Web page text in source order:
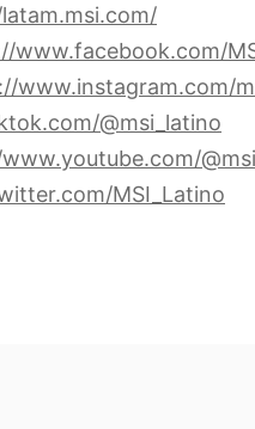
www.facebook.com/
www.instagram.com/
@msi_latino
MSI_Latino